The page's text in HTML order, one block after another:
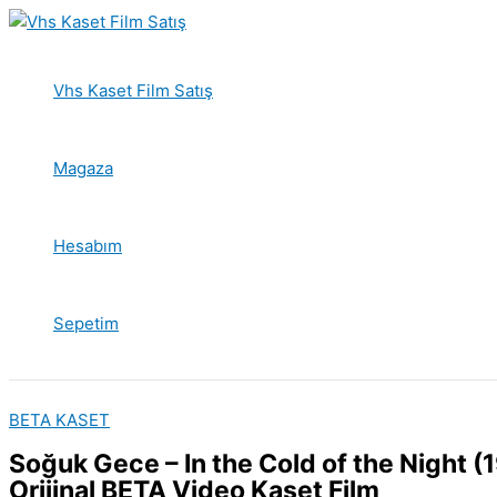
İçeriğe
Vhs Kaset Film Satış
Magaza
Hesabım
Sepetim
BETA KASET
Soğuk Gece – In the Cold of the Night